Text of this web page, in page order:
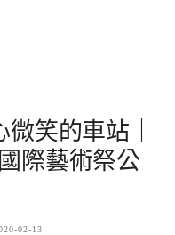
笑的車站｜
際藝術祭公
02-13